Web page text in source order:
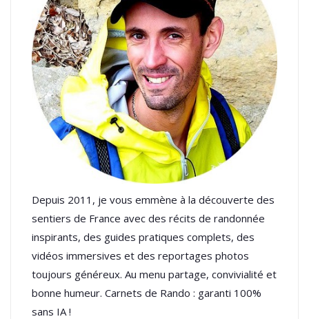
Depuis 2011, je vous emmène à la découverte des
sentiers de France avec des récits de randonnée
inspirants, des guides pratiques complets, des
vidéos immersives et des reportages photos
toujours généreux. Au menu partage, convivialité et
bonne humeur. Carnets de Rando : garanti 100%
sans IA !